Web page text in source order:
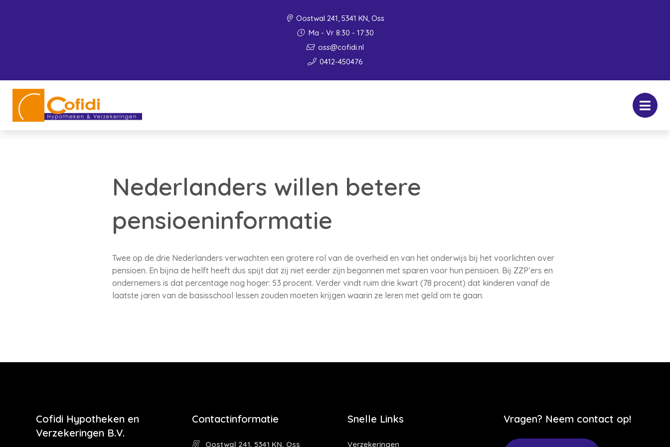
Oostwal 241, 5341 KN, Oss
Ma - Vr 8:30 - 17:30
oss@cofidi.nl
0412-450476
Nederlanders willen betere
pensioeninformatie
Twee op de drie Nederlanders verwachten een grotere rol van de overheid en van het onderwijs bij het voorlichten over
pensioen. En bijna de helft heeft dus spijt dat zij niet eerder zijn begonnen met sparen voor hun pensioen. Bij ZZP’ers en
ondernemers is dat percentage nog hoger: 53 procent. Verder vindt ruim drie kwart (78 procent) dat kinderen vanaf de
laatste jaren van de basisschool lessen zouden moeten krijgen waarin ze leren met geld om te gaan.
Cofidi Hypotheken en
Verzekeringen B.V.
Contactinformatie
Oostwal 241, 5341 KN, Oss
Snelle Links
Verzekeringen
Vragen? Neem contact op!